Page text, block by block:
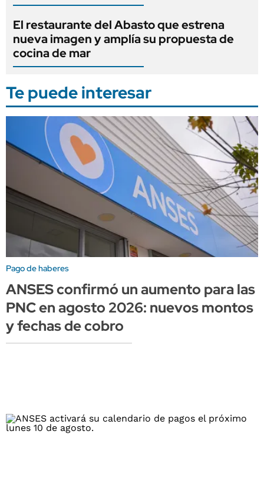
El restaurante del Abasto que estrena
nueva imagen y amplía su propuesta de
cocina de mar
Te puede interesar
Pago de haberes
ANSES confirmó un aumento para las
PNC en agosto 2026: nuevos montos
y fechas de cobro